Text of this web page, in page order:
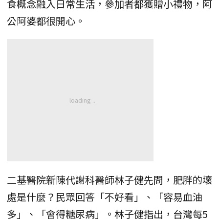
食概念融入日常生活，參加者都獲贈小禮物，阿
公阿婆都很開心。
二基醫院新陳代謝科醫師林子健先問，肥胖的壞
處是什麼？民眾回答「不好看」、「容易血油
多」、「會得糖尿病」。林子健指出，台灣每5